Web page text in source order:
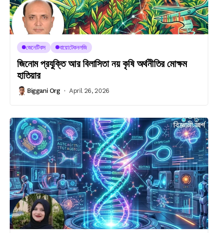
জেনেটিকস বায়োটেকনলজি
জিনোম প্রযুক্তি আর বিলাসিতা নয় কৃষি অর্থনীতির মোক্ষম
হাতিয়ার
Biggani Org April 26, 2026